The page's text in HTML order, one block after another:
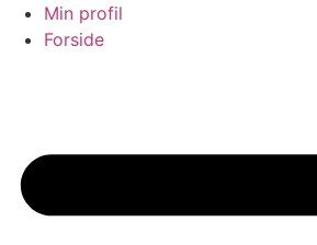
VidereMin profil
Forside